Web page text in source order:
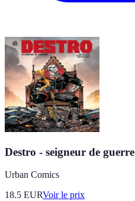
Destro - seigneur de guerre
Urban Comics
18.5 EURVoir le prix